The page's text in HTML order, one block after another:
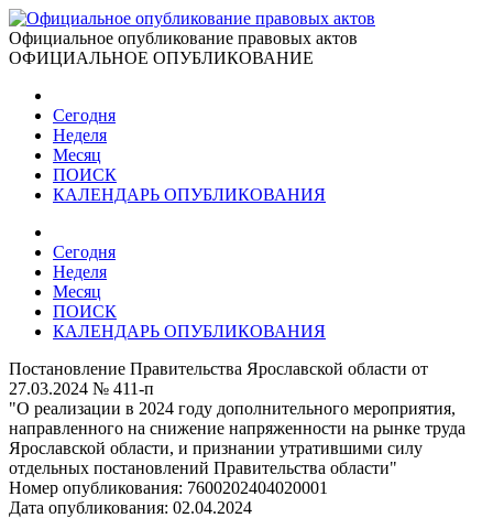
Официальное опубликование правовых актов
ОФИЦИАЛЬНОЕ ОПУБЛИКОВАНИЕ
Сегодня
Неделя
Месяц
ПОИСК
КАЛЕНДАРЬ ОПУБЛИКОВАНИЯ
Сегодня
Неделя
Месяц
ПОИСК
КАЛЕНДАРЬ ОПУБЛИКОВАНИЯ
Постановление Правительства Ярославской области от
27.03.2024 № 411-п
"О реализации в 2024 году дополнительного мероприятия,
направленного на снижение напряженности на рынке труда
Ярославской области, и признании утратившими силу
отдельных постановлений Правительства области"
Номер опубликования: 7600202404020001
Дата опубликования: 02.04.2024